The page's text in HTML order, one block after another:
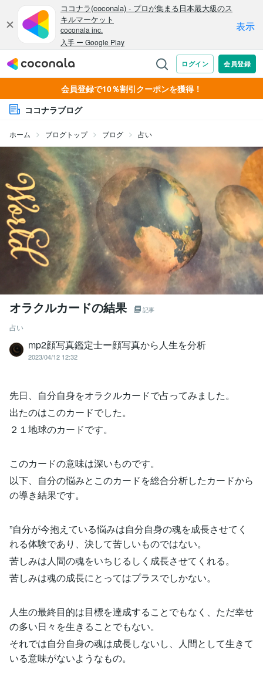
会員登録で10％割引クーポンを獲得！
ココナラブログ
ホーム ブログトップ ブログ 占い
オラクルカードの結果 記事
占い
mp2顔写真鑑定士ー顔写真から人生を分析
2023/04/12 12:32
先日、自分自身をオラクルカードで占ってみました。
出たのはこのカードでした。
２１地球のカードです。
このカードの意味は深いものです。
以下、自分の悩みとこのカードを総合分析したカードから
の導き結果です。
”自分が今抱えている悩みは自分自身の魂を成長させてく
れる体験であり、決して苦しいものではない。
苦しみは人間の魂をいちじるしく成長させてくれる。
苦しみは魂の成長にとってはプラスでしかない。
人生の最終目的は目標を達成することでもなく、ただ幸せ
の多い日々を生きることでもない。
それでは自分自身の魂は成長しないし、人間として生きて
いる意味がないようなもの。